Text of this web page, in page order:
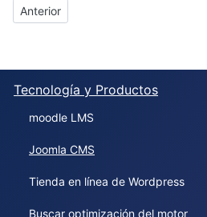
Artículo anterior: moodle LMS
Anterior
Tecnología y Productos
moodle LMS
Joomla CMS
Tienda en línea de Wordpress
Buscar optimización del motor